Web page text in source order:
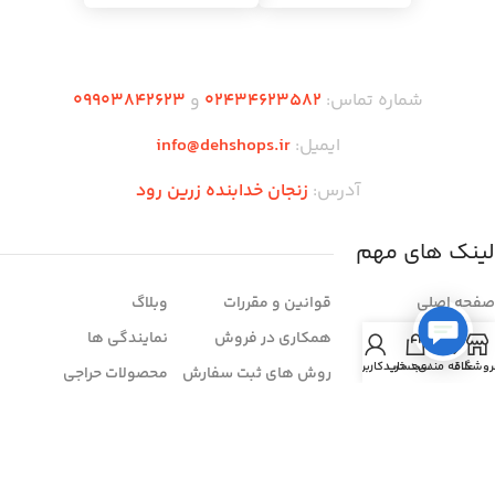
شماره تماس: 02434623582 و 09903842623
ایمیل:info@dehshops.ir
آدرس: زنجان خدابنده زرین رود
لینک های مهم
صفحه اصلی
فروشگاه
تماس با ما
قوانین و مقررات
همکاری در فروش
روش های ثبت سفارش
وبلاگ
نمایندگی ها
محصولات حراجی
علاقه مندیسبد خرید
حساب کاربری من